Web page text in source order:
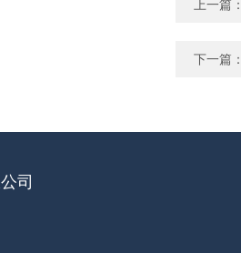
上一篇
下一篇
司